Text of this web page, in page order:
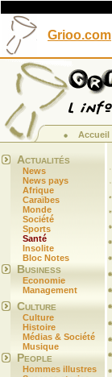
Grioo.com
Accueil
Actualités
News
News pays
Afrique
Caraïbes
Monde
Société
Sports
Santé
Insolite
Bloc Notes
Business
Economie
Management
Culture
Culture
Histoire
Médias & Société
Musique
People
Hommes illustres